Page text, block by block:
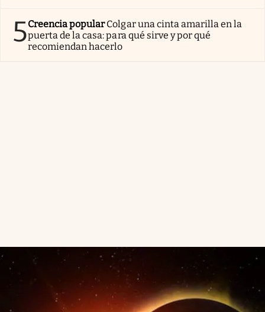
5Creencia popularColgar una cinta amarilla en la
puerta de la casa: para qué sirve y por qué
recomiendan hacerlo